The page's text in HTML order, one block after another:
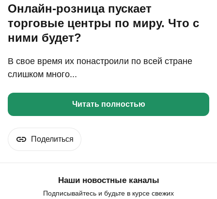
Онлайн-розница пускает
торговые центры по миру. Что с
ними будет?
В свое время их понастроили по всей стране
слишком много...
Читать полностью
Поделиться
Наши новостные каналы
Подписывайтесь и будьте в курсе свежих